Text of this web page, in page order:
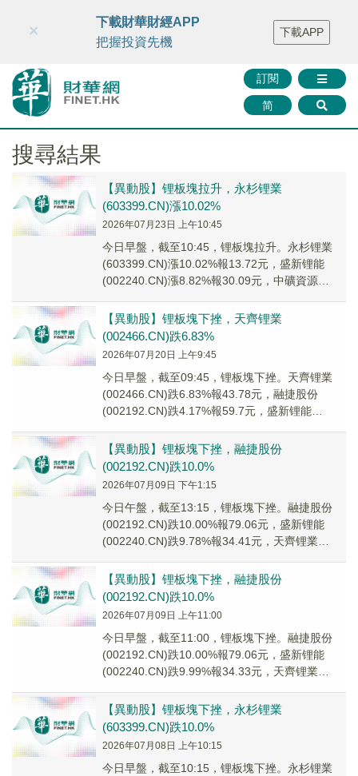
財華智庫網 FINTV FINMETA 財華證券 媒體矩陣
智庫沙龍
聯絡我們
訂閱
简
×
下載財華財經APP
把握投資先機
下載APP
搜尋結果
【異動股】锂板塊拉升，永杉锂業
(603399.CN)漲10.02%
2026年07月23日 上午10:45
今日早盤，截至10:45，锂板塊拉升。永杉锂業
(603399.CN)漲10.02%報13.72元，盛新锂能
(002240.CN)漲8.82%報30.09元，中礦資源
【異動股】锂板塊下挫，天齊锂業
(002466.CN)跌6.83%
2026年07月20日 上午9:45
今日早盤，截至09:45，锂板塊下挫。天齊锂業
(002466.CN)跌6.83%報43.78元，融捷股份
(002192.CN)跌4.17%報59.7元，盛新锂能
【異動股】锂板塊下挫，融捷股份
(002192.CN)跌10.0%
2026年07月09日 下午1:15
今日午盤，截至13:15，锂板塊下挫。融捷股份
(002192.CN)跌10.00%報79.06元，盛新锂能
(002240.CN)跌9.78%報34.41元，天齊锂業
【異動股】锂板塊下挫，融捷股份
(002192.CN)跌10.0%
2026年07月09日 上午11:00
今日早盤，截至11:00，锂板塊下挫。融捷股份
(002192.CN)跌10.00%報79.06元，盛新锂能
(002240.CN)跌9.99%報34.33元，天齊锂業
【異動股】锂板塊下挫，永杉锂業
(603399.CN)跌10.0%
2026年07月08日 上午10:15
今日早盤，截至10:15，锂板塊下挫。永杉锂業